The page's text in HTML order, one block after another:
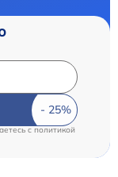
c политикой